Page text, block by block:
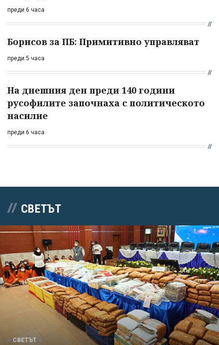
преди 6 часа
Борисов за ПБ: Примитивно управляват
преди 5 часа
На днешния ден преди 140 години
русофилите започнаха с политическото
насилие
преди 6 часа
СВЕТЪТ
СВЕТЪТ